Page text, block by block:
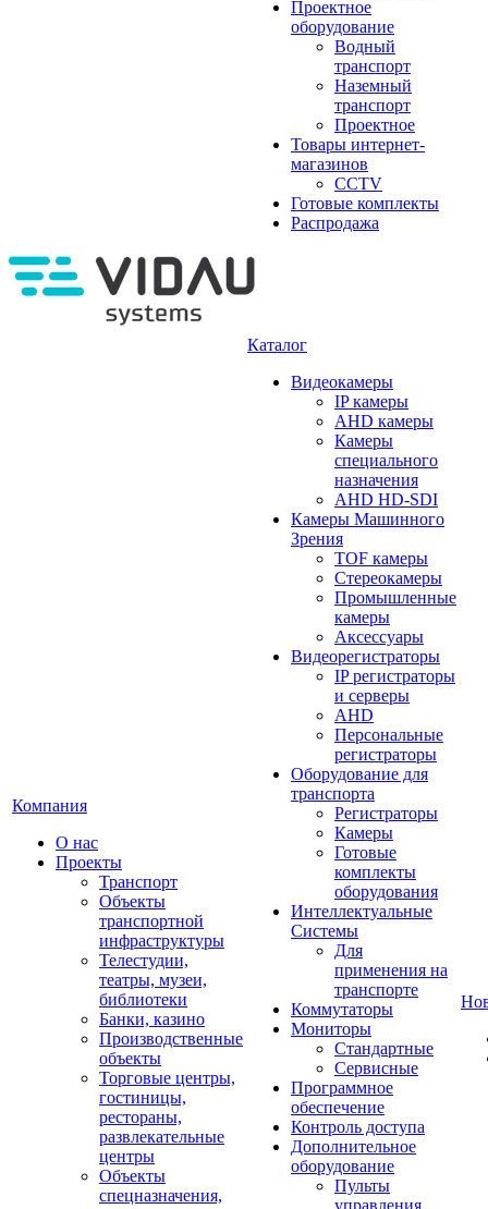
Проектное
оборудование
Водный
транспорт
Наземный
транспорт
Проектное
Товары интернет-
магазинов
CCTV
Готовые комплекты
Распродажа
Компания
О нас
Проекты
Транспорт
Объекты
транспортной
инфраструктуры
Телестудии,
театры, музеи,
библиотеки
Банки, казино
Производственные
объекты
Торговые центры,
гостиницы,
рестораны,
развлекательные
центры
Объекты
спецназначения,
Каталог
Видеокамеры
IP камеры
AHD камеры
Камеры
специального
назначения
AHD HD-SDI
Камеры Машинного
Зрения
TOF камеры
Стереокамеры
Промышленные
камеры
Аксессуары
Видеорегистраторы
IP регистраторы
и серверы
AHD
Персональные
регистраторы
Оборудование для
транспорта
Регистраторы
Камеры
Готовые
комплекты
оборудования
Интеллектуальные
Системы
Для
применения на
транспорте
Коммутаторы
Мониторы
Стандартные
Сервисные
Программное
обеспечение
Контроль доступа
Дополнительное
оборудование
Пульты
управления